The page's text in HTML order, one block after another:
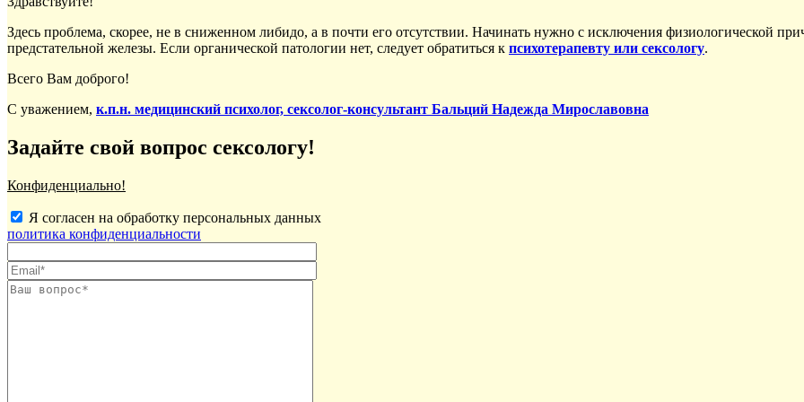
Здесь проблема, скорее, не в сниженном либидо, а в почти его отсутствии. Начинать нужно с исключения физиологической
предстательной железы. Если органической патологии нет, следует обратиться к психотерапевту или сексологу.
Всего Вам доброго!
С уважением, к.п.н. медицинский психолог, сексолог-консультант Бальций Надежда Мирославовна
Задайте свой вопрос сексологу!
Конфиденциально!
Я согласен на обработку персональных данных
политика конфиденциальности